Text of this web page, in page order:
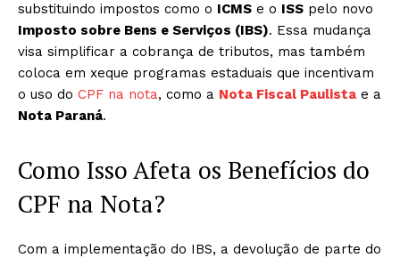
substituindo impostos como o ICMS e o ISS pelo novo
Imposto sobre Bens e Serviços (IBS). Essa mudança
visa simplificar a cobrança de tributos, mas também
coloca em xeque programas estaduais que incentivam
o uso do CPF na nota, como a Nota Fiscal Paulista e a
Nota Paraná.
Como Isso Afeta os Benefícios do
CPF na Nota?
Com a implementação do IBS, a devolução de parte do